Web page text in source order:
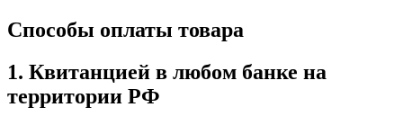
Способы оплаты товара
1. Квитанцией в любом банке на
территории РФ